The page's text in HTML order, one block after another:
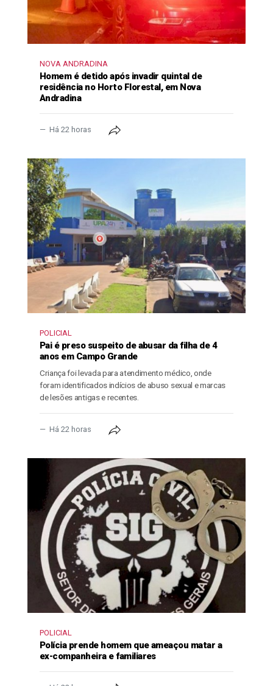
NOVA ANDRADINA
Homem é detido após invadir quintal de
residência no Horto Florestal, em Nova
Andradina
Há 22 horas
POLICIAL
Pai é preso suspeito de abusar da filha de 4
anos em Campo Grande
Criança foi levada para atendimento médico, onde
foram identificados indícios de abuso sexual e marcas
de lesões antigas e recentes.
Há 22 horas
POLICIAL
Polícia prende homem que ameaçou matar a
ex-companheira e familiares